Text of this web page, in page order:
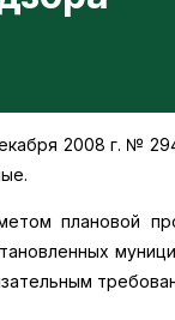
2008 г. №
плановой